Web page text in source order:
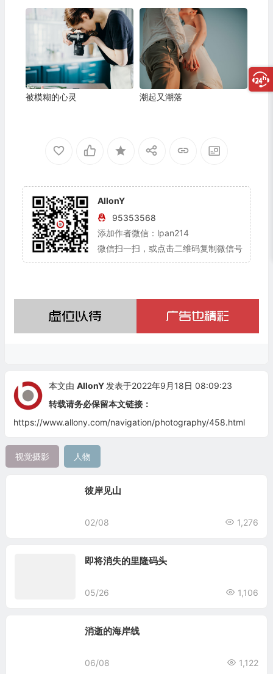
被模糊的心灵 潮起又潮落
AllonY
95353568
添加作者微信：lpan214
微信扫一扫，或点击二维码复制微信号
本文由 AllonY 发表于2022年9月18日 08:09:23
转载请务必保留本文链接：
https://www.allony.com/navigation/photography/458.html
视觉摄影 人物
彼岸见山
02/08 1,276
即将消失的里隆码头
05/26 1,106
消逝的海岸线
06/08 1,122